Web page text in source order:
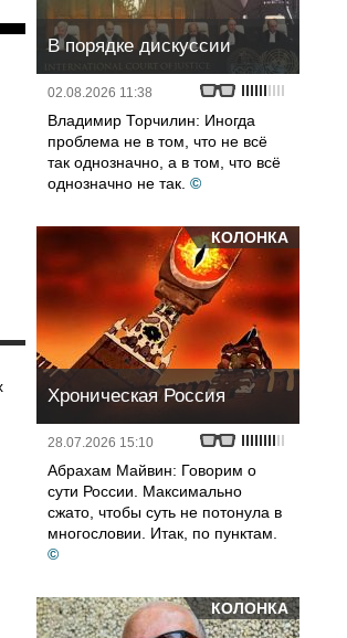
В порядке дискуссии
02.08.2026 11:38
Владимир Торчилин: Иногда
проблема не в том, что не всё
так однозначно, а в том, что всё
однозначно не так. ©
КОЛОНКА
Хроническая Россия
28.07.2026 15:10
Абрахам Майвин: Говорим о
сути России. Максимально
сжато, чтобы суть не потонула в
многословии. Итак, по пунктам.
©
КОЛОНКА